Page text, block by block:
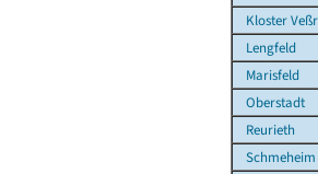
Kloster
Lengfeld
Marisfeld
Oberstadt
Reurieth
Schmeheim